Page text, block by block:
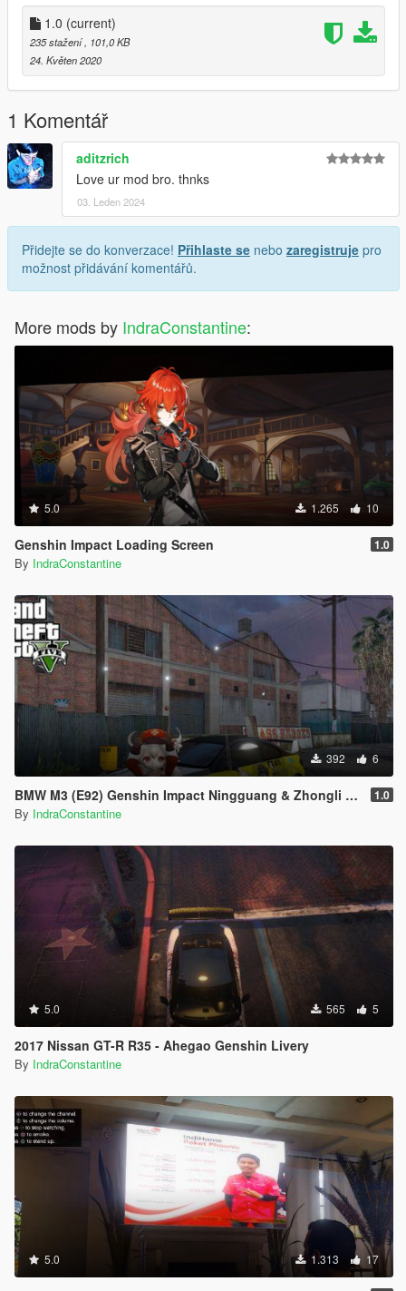
1.0 (current)
235 stažení , 101,0 KB
24. Květen 2020
1 Komentář
aditzrich
Love ur mod bro. thnks
03. Leden 2024
Přidejte se do konverzace! Přihlaste se nebo zaregistruje pro
možnost přidávání komentářů.
More mods by IndraConstantine:
5.0 1.265 10
Genshin Impact Loading Screen 1.0
By IndraConstantine
392 6
BMW M3 (E92) Genshin Impact Ningguang & Zhongli Livery 1.0
By IndraConstantine
5.0 565 5
2017 Nissan GT-R R35 - Ahegao Genshin Livery
By IndraConstantine
5.0 1.313 17